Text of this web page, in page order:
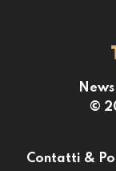
©
Contatti &